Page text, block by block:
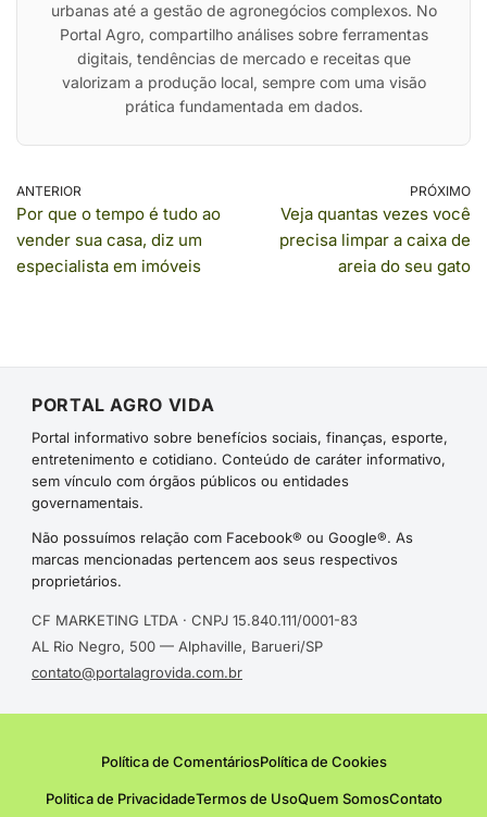
urbanas até a gestão de agronegócios complexos. No
Portal Agro, compartilho análises sobre ferramentas
digitais, tendências de mercado e receitas que
valorizam a produção local, sempre com uma visão
prática fundamentada em dados.
ANTERIOR
Por que o tempo é tudo ao
vender sua casa, diz um
especialista em imóveis
PRÓXIMO
Veja quantas vezes você
precisa limpar a caixa de
areia do seu gato
PORTAL AGRO VIDA
Portal informativo sobre benefícios sociais, finanças, esporte,
entretenimento e cotidiano. Conteúdo de caráter informativo,
sem vínculo com órgãos públicos ou entidades
governamentais.
Não possuímos relação com Facebook® ou Google®. As
marcas mencionadas pertencem aos seus respectivos
proprietários.
CF MARKETING LTDA · CNPJ 15.840.111/0001-83
AL Rio Negro, 500 — Alphaville, Barueri/SP
contato@portalagrovida.com.br
Política de ComentáriosPolítica de Cookies
Politica de PrivacidadeTermos de UsoQuem SomosContato